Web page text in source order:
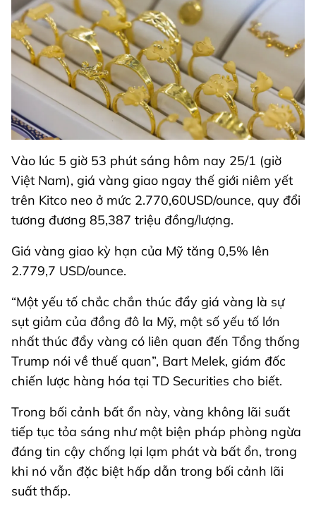
Vào lúc 5 giờ 53 phút sáng hôm nay 25/1 (giờ
Việt Nam), giá vàng giao ngay thế giới niêm yết
trên Kitco neo ở mức 2.770,60USD/ounce, quy đổi
tương đương 85,387 triệu đồng/lượng.
Giá vàng giao kỳ hạn của Mỹ tăng 0,5% lên
2.779,7 USD/ounce.
“Một yếu tố chắc chắn thúc đẩy giá vàng là sự
sụt giảm của đồng đô la Mỹ, một số yếu tố lớn
nhất thúc đẩy vàng có liên quan đến Tổng thống
Trump nói về thuế quan”, Bart Melek, giám đốc
chiến lược hàng hóa tại TD Securities cho biết.
Trong bối cảnh bất ổn này, vàng không lãi suất
tiếp tục tỏa sáng như một biện pháp phòng ngừa
đáng tin cậy chống lại lạm phát và bất ổn, trong
khi nó vẫn đặc biệt hấp dẫn trong bối cảnh lãi
suất thấp.